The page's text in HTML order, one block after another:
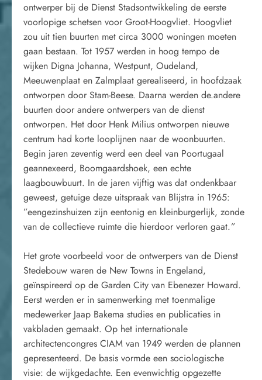
ontwerper bij de Dienst Stadsontwikkeling de eerste
voorlopige schetsen voor Groot-Hoogvliet. Hoogvliet
zou uit tien buurten met circa 3000 woningen moeten
gaan bestaan. Tot 1957 werden in hoog tempo de
wijken Digna Johanna, Westpunt, Oudeland,
Meeuwenplaat en Zalmplaat gerealiseerd, in hoofdzaak
ontworpen door Stam-Beese. Daarna werden de.andere
buurten door andere ontwerpers van de dienst
ontworpen. Het door Henk Milius ontworpen nieuwe
centrum had korte looplijnen naar de woonbuurten.
Begin jaren zeventig werd een deel van Poortugaal
geannexeerd, Boomgaardshoek, een echte
laagbouwbuurt. In de jaren vijftig was dat ondenkbaar
geweest, getuige deze uitspraak van Blijstra in 1965:
”eengezinshuizen zijn eentonig en kleinburgerlijk, zonde
van de collectieve ruimte die hierdoor verloren gaat.”
Het grote voorbeeld voor de ontwerpers van de Dienst
Stedebouw waren de New Towns in Engeland,
geïnspireerd op de Garden City van Ebenezer Howard.
Eerst werden er in samenwerking met toenmalige
medewerker Jaap Bakema studies en publicaties in
vakbladen gemaakt. Op het internationale
architectencongres CIAM van 1949 werden de plannen
gepresenteerd. De basis vormde een sociologische
visie: de wijkgedachte. Een evenwichtig opgezette